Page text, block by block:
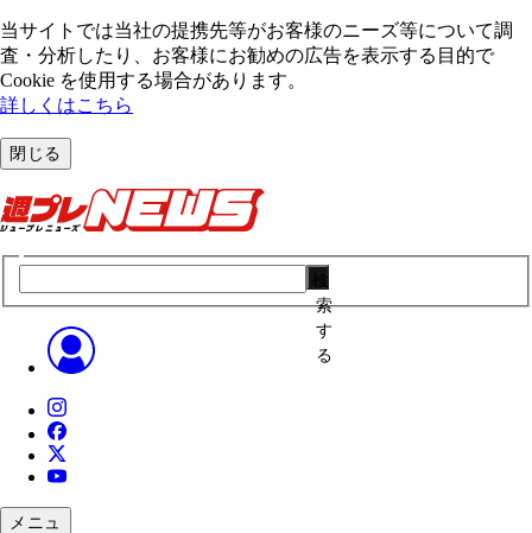
当サイトでは当社の提携先等がお客様のニーズ等について調
査・分析したり、お客様にお勧めの広告を表⽰する⽬的で
Cookie を使⽤する場合があります。
詳しくはこちら
閉じる
索
す
る
メニュ